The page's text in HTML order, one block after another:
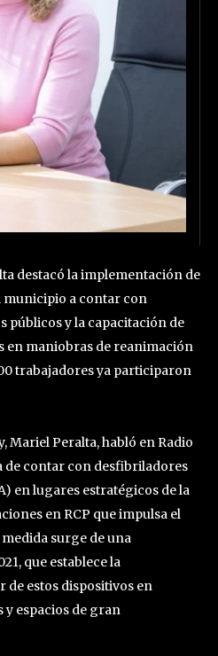
destacó la implementación de
municipio a contar con
públicos y la capacitación de
en maniobras de reanimación
trabajadores ya participaron
Mariel Peralta, habló en Radio
de contar con desfibriladores
en lugares estratégicos de la
en RCP que impulsa el
surge de una
que establece la
de estos dispositivos en
y espacios de gran